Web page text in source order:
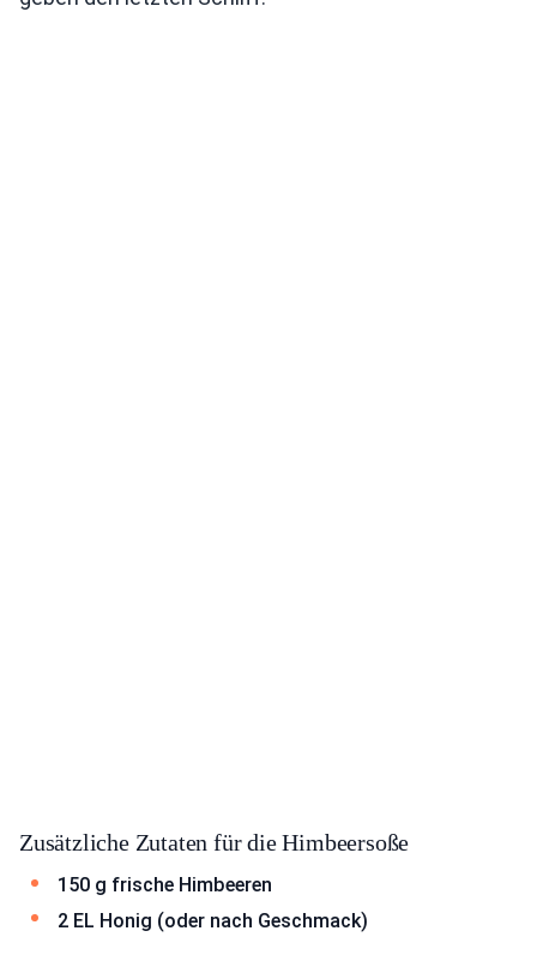
Zusätzliche Zutaten für die Himbeersoße
150 g frische Himbeeren
2 EL Honig (oder nach Geschmack)